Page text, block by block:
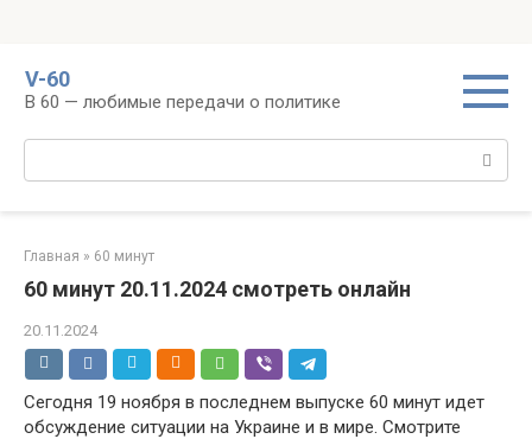
контенту
V-60
В 60 — любимые передачи о политике
Поиск:
Главная » 60 минут
60 минут 20.11.2024 смотреть онлайн
20.11.2024
Сегодня 19 ноября в последнем выпуске 60 минут идет
обсуждение ситуации на Украине и в мире. Смотрите